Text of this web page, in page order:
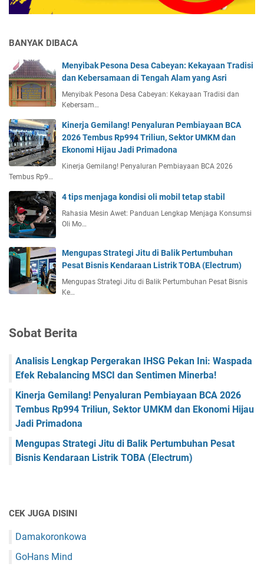
BANYAK DIBACA
Menyibak Pesona Desa Cabeyan: Kekayaan Tradisi
dan Kebersamaan di Tengah Alam yang Asri
Menyibak Pesona Desa Cabeyan: Kekayaan Tradisi dan
Kebersam…
Kinerja Gemilang! Penyaluran Pembiayaan BCA
2026 Tembus Rp994 Triliun, Sektor UMKM dan
Ekonomi Hijau Jadi Primadona
Kinerja Gemilang! Penyaluran Pembiayaan BCA 2026
Tembus Rp9…
4 tips menjaga kondisi oli mobil tetap stabil
Rahasia Mesin Awet: Panduan Lengkap Menjaga Konsumsi
Oli Mo…
Mengupas Strategi Jitu di Balik Pertumbuhan
Pesat Bisnis Kendaraan Listrik TOBA (Electrum)
Mengupas Strategi Jitu di Balik Pertumbuhan Pesat Bisnis
Ke…
Sobat Berita
Analisis Lengkap Pergerakan IHSG Pekan Ini: Waspada
Efek Rebalancing MSCI dan Sentimen Minerba!
Kinerja Gemilang! Penyaluran Pembiayaan BCA 2026
Tembus Rp994 Triliun, Sektor UMKM dan Ekonomi Hijau
Jadi Primadona
Mengupas Strategi Jitu di Balik Pertumbuhan Pesat
Bisnis Kendaraan Listrik TOBA (Electrum)
CEK JUGA DISINI
Damakoronkowa
GoHans Mind